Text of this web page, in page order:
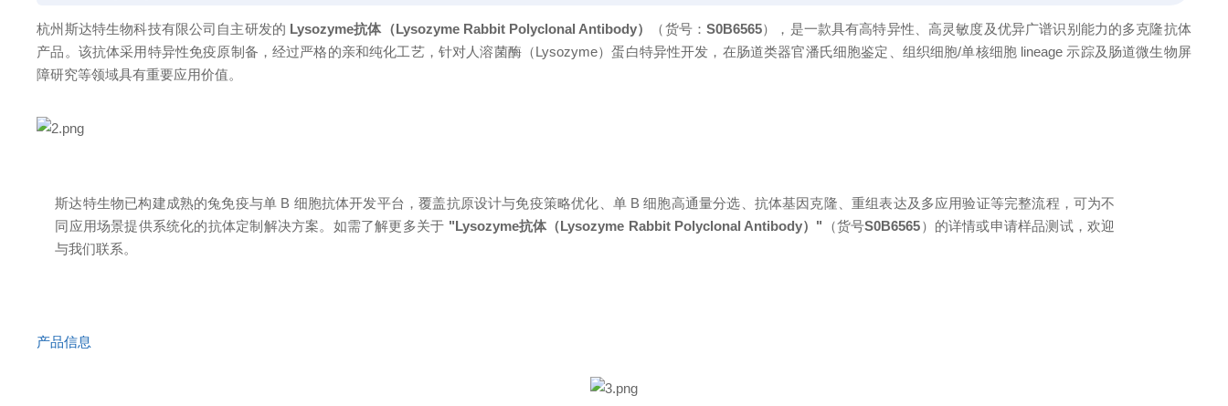
杭州斯达特生物科技有限公司自主研发的 Lysozyme抗体（Lysozyme Rabbit Polyclonal Antibody） （货号：S0B6565），是一款具有高特异性、高灵敏度及优异广谱识别能力的多克隆抗体
产品。该抗体采用特异性免疫原制备，经过严格的亲和纯化工艺，针对人溶菌酶（Lysozyme）蛋白特异性开发，在肠道类器官潘氏细胞鉴定、组织细胞/单核细胞 lineage 示踪及肠道微生物屏
障研究等领域具有重要应用价值。
斯达特生物已构建成熟的兔免疫与单 B 细胞抗体开发平台，覆盖抗原设计与免疫策略优化、单 B 细胞高通量分选、抗体基因克隆、重组表达及多应用验证等完整流程，可为不
同应用场景提供系统化的抗体定制解决方案。如需了解更多关于 "Lysozyme抗体（Lysozyme Rabbit Polyclonal Antibody）" （货号S0B6565）的详情或申请样品测试，欢迎
与我们联系。
产品信息